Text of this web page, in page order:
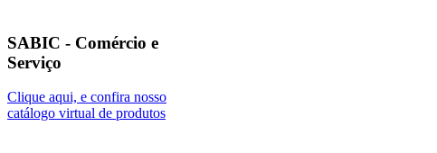
SABIC - Comércio e
Serviço
Clique aqui, e confira nosso
catálogo virtual de produtos